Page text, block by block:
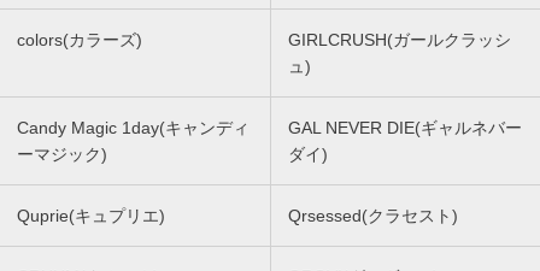
colors(カラーズ)
GIRLCRUSH(ガールクラッシ
ュ)
Candy Magic 1day(キャンディ
ーマジック)
GAL NEVER DIE(ギャルネバー
ダイ)
Quprie(キュプリエ) Qrsessed(クラセスト)